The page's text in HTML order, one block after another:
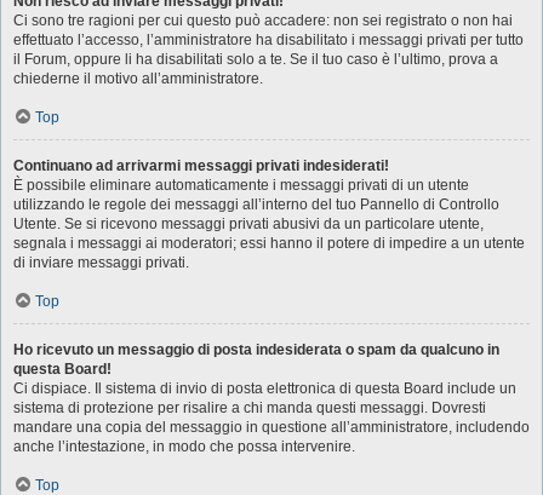
Ci sono tre ragioni per cui questo può accadere: non sei registrato o non hai
effettuato l’accesso, l’amministratore ha disabilitato i messaggi privati per tutto
il Forum, oppure li ha disabilitati solo a te. Se il tuo caso è l’ultimo, prova a
chiederne il motivo all’amministratore.
Top
Continuano ad arrivarmi messaggi privati indesiderati!
È possibile eliminare automaticamente i messaggi privati ​​di un utente
utilizzando le regole dei messaggi all’interno del tuo Pannello di Controllo
Utente. Se si ricevono messaggi privati ​​abusivi da un particolare utente,
segnala i messaggi ai moderatori; essi hanno il potere di impedire a un utente
di inviare messaggi privati​​.
Top
Ho ricevuto un messaggio di posta indesiderata o spam da qualcuno in
questa Board!
Ci dispiace. Il sistema di invio di posta elettronica di questa Board include un
sistema di protezione per risalire a chi manda questi messaggi. Dovresti
mandare una copia del messaggio in questione all’amministratore, includendo
anche l’intestazione, in modo che possa intervenire.
Top